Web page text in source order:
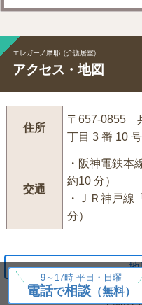
エレガーノ摩耶（介護居室）
アクセス・地図
住所
〒657-0855
丁目 3 番 10 号
交通
・阪神電鉄本
約10 分）
・ＪＲ神戸線
分）
地
9～17時 平日・日曜
電話で相談（無料）